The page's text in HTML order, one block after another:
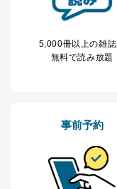
5,000冊以上の雑
無料で読み放題
事前予約